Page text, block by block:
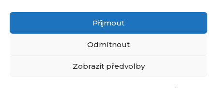
Přijmout
Odmítnout
Zobrazit předvolby